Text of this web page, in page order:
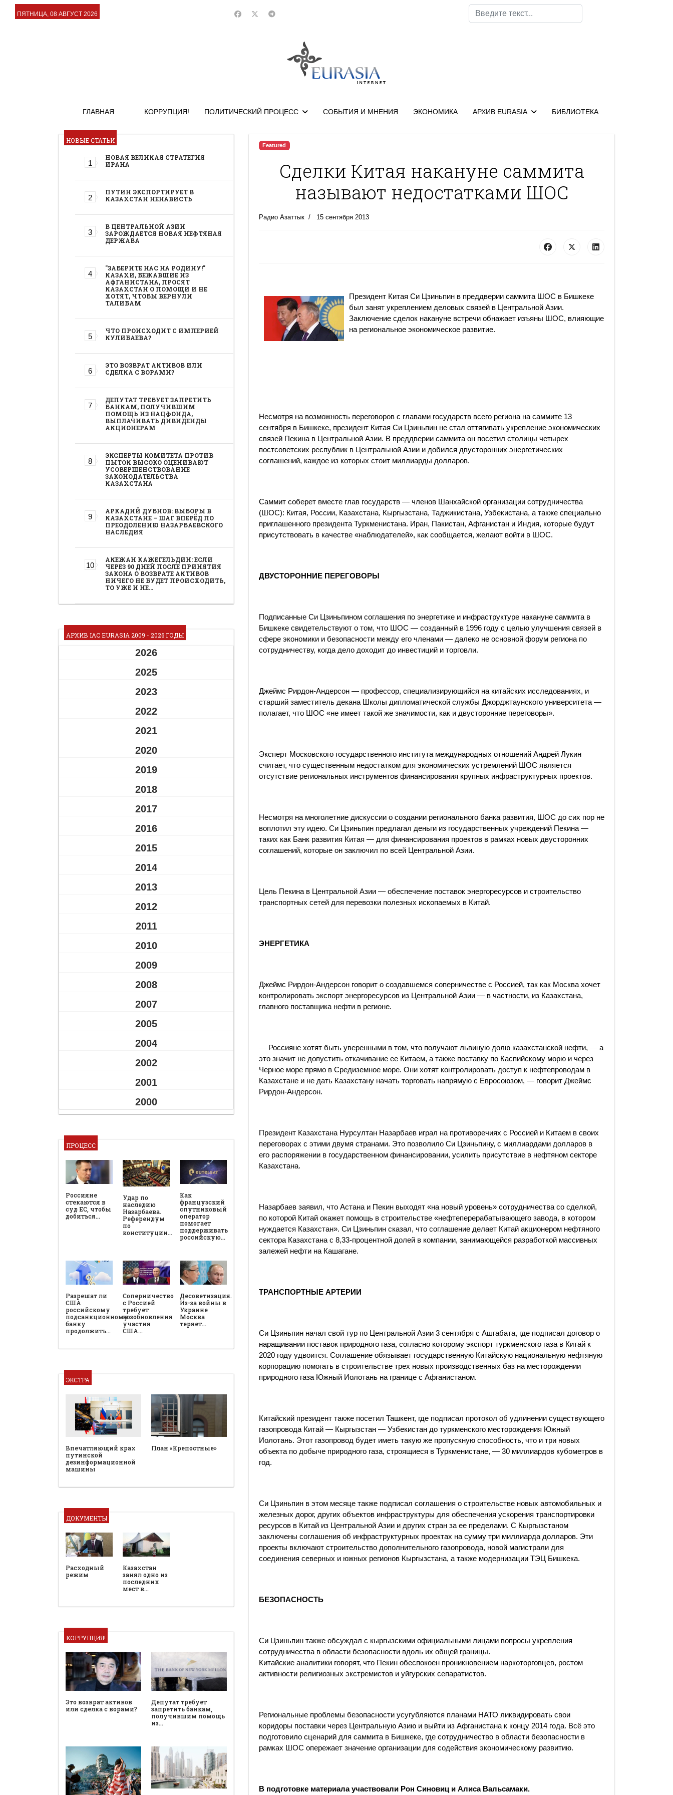
ПЯТНИЦА, 08 АВГУСТ 2026
Поиск
ГЛАВНАЯ КОРРУПЦИЯ! ПОЛИТИЧЕСКИЙ ПРОЦЕСС СОБЫТИЯ И МНЕНИЯ ЭКОНОМИКА АРХИВ EURASIA БИБЛИОТЕКА
НОВЫЕ СТАТЬИ
НОВАЯ ВЕЛИКАЯ СТРАТЕГИЯ
ИРАНА
ПУТИН ЭКСПОРТИРУЕТ В
КАЗАХСТАН НЕНАВИСТЬ
В ЦЕНТРАЛЬНОЙ АЗИИ
ЗАРОЖДАЕТСЯ НОВАЯ НЕФТЯНАЯ
ДЕРЖАВА
"ЗАБЕРИТЕ НАС НА РОДИНУ!"
КАЗАХИ, БЕЖАВШИЕ ИЗ
АФГАНИСТАНА, ПРОСЯТ
КАЗАХСТАН О ПОМОЩИ И НЕ
ХОТЯТ, ЧТОБЫ ВЕРНУЛИ
ТАЛИБАМ
ЧТО ПРОИСХОДИТ С ИМПЕРИЕЙ
КУЛИБАЕВА?
ЭТО ВОЗВРАТ АКТИВОВ ИЛИ
СДЕЛКА С ВОРАМИ?
ДЕПУТАТ ТРЕБУЕТ ЗАПРЕТИТЬ
БАНКАМ, ПОЛУЧИВШИМ
ПОМОЩЬ ИЗ НАЦФОНДА,
ВЫПЛАЧИВАТЬ ДИВИДЕНДЫ
АКЦИОНЕРАМ
ЭКСПЕРТЫ КОМИТЕТА ПРОТИВ
ПЫТОК ВЫСОКО ОЦЕНИВАЮТ
УСОВЕРШЕНСТВОВАНИЕ
ЗАКОНОДАТЕЛЬСТВА
КАЗАХСТАНА
АРКАДИЙ ДУБНОВ: ВЫБОРЫ В
КАЗАХСТАНЕ – ШАГ ВПЕРЁД ПО
ПРЕОДОЛЕНИЮ НАЗАРБАЕВСКОГО
НАСЛЕДИЯ
АКЕЖАН КАЖЕГЕЛЬДИН: ЕСЛИ
ЧЕРЕЗ 90 ДНЕЙ ПОСЛЕ ПРИНЯТИЯ
ЗАКОНА О ВОЗВРАТЕ АКТИВОВ
НИЧЕГО НЕ БУДЕТ ПРОИСХОДИТЬ,
ТО УЖЕ И НЕ…
АРХИВ IAC EURASIA 2009 - 2026 ГОДЫ
2026
2025
2023
2022
2021
2020
2019
2018
2017
2016
2015
2014
2013
2012
2011
2010
2009
2008
2007
2005
2004
2002
2001
2000
ПРОЦЕСС
Россияне
стекаются в
суд ЕС, чтобы
добиться…
Удар по
наследию
Назарбаева.
Референдум
по
конституции…
Как
французский
спутниковый
оператор
помогает
поддерживать
российскую…
Разрешат ли
США
российскому
подсанкционному
банку
продолжить…
Соперничество
с Россией
требует
возобновления
участия
США…
Десоветизация.
Из-за войны в
Украине
Москва
теряет…
ЭКСТРА
Впечатляющий крах
путинской
дезинформационной
машины
План «Крепостные»
ДОКУМЕНТЫ
Расходный
режим
Казахстан
занял одно из
последних
мест в…
КОРРУПЦИЯ!
Это возврат активов
или сделка с ворами?
Депутат требует
запретить банкам,
получившим помощь
из…
Featured
Сделки Китая накануне саммита
называют недостатками ШОС
Радио Азаттык 15 сентября 2013
Президент Китая Си Цзиньпин в преддверии саммита ШОС в Бишкеке
был занят укреплением деловых связей в Центральной Азии.
Заключение сделок накануне встречи обнажает изъяны ШОС, влияющие
на региональное экономическое развитие.
Несмотря на возможность переговоров с главами государств всего региона на саммите 13
сентября в Бишкеке, президент Китая Си Цзиньпин не стал оттягивать укрепление экономических
связей Пекина в Центральной Азии. В преддверии саммита он посетил столицы четырех
постсоветских республик в Центральной Азии и добился двусторонних энергетических
соглашений, каждое из которых стоит миллиарды долларов.
Саммит соберет вместе глав государств — членов Шанхайской организации сотрудничества
(ШОС): Китая, России, Казахстана, Кыргызстана, Таджикистана, Узбекистана, а также специально
приглашенного президента Туркменистана. Иран, Пакистан, Афганистан и Индия, которые будут
присутствовать в качестве «наблюдателей», как сообщается, желают войти в ШОС.
ДВУСТОРОННИЕ ПЕРЕГОВОРЫ
Подписанные Си Цзиньпином соглашения по энергетике и инфраструктуре накануне саммита в
Бишкеке свидетельствуют о том, что ШОС — созданный в 1996 году с целью улучшения связей в
сфере экономики и безопасности между его членами — далеко не основной форум региона по
сотрудничеству, когда дело доходит до инвестиций и торговли.
Джеймс Рирдон-Андерсон — профессор, специализирующийся на китайских исследованиях, и
старший заместитель декана Школы дипломатической службы Джорджтаунского университета —
полагает, что ШОС «не имеет такой же значимости, как и двусторонние переговоры».
Эксперт Московского государственного института международных отношений Андрей Лукин
считает, что существенным недостатком для экономических устремлений ШОС является
отсутствие региональных инструментов финансирования крупных инфраструктурных проектов.
Несмотря на многолетние дискуссии о создании регионального банка развития, ШОС до сих пор не
воплотил эту идею. Си Цзиньпин предлагал деньги из государственных учреждений Пекина —
таких как Банк развития Китая — для финансирования проектов в рамках новых двусторонних
соглашений, которые он заключил по всей Центральной Азии.
Цель Пекина в Центральной Азии — обеспечение поставок энергоресурсов и строительство
транспортных сетей для перевозки полезных ископаемых в Китай.
ЭНЕРГЕТИКА
Джеймс Рирдон-Андерсон говорит о создавшемся соперничестве с Россией, так как Москва хочет
контролировать экспорт энергоресурсов из Центральной Азии — в частности, из Казахстана,
главного поставщика нефти в регионе.
— Россияне хотят быть уверенными в том, что получают львиную долю казахстанской нефти, — а
это значит не допустить откачивание ее Китаем, а также поставку по Каспийскому морю и через
Черное море прямо в Средиземное море. Они хотят контролировать доступ к нефтепроводам в
Казахстане и не дать Казахстану начать торговать напрямую с Евросоюзом, — говорит Джеймс
Рирдон-Андерсон.
Президент Казахстана Нурсултан Назарбаев играл на противоречиях с Россией и Китаем в своих
переговорах с этими двумя странами. Это позволило Си Цзиньпину, с миллиардами долларов в
его распоряжении в государственном финансировании, усилить присутствие в нефтяном секторе
Казахстана.
Назарбаев заявил, что Астана и Пекин выходят «на новый уровень» сотрудничества со сделкой,
по которой Китай окажет помощь в строительстве «нефтеперерабатывающего завода, в котором
нуждается Казахстан». Си Цзиньпин сказал, что соглашение делает Китай акционером нефтяного
сектора Казахстана с 8,33-процентной долей в компании, занимающейся разработкой массивных
залежей нефти на Кашагане.
ТРАНСПОРТНЫЕ АРТЕРИИ
Си Цзиньпин начал свой тур по Центральной Азии 3 сентября с Ашгабата, где подписал договор о
наращивании поставок природного газа, согласно которому экспорт туркменского газа в Китай к
2020 году удвоится. Соглашение обязывает государственную Китайскую национальную нефтяную
корпорацию помогать в строительстве трех новых производственных баз на месторождении
природного газа Южный Иолотань на границе с Афганистаном.
Китайский президент также посетил Ташкент, где подписал протокол об удлинении существующего
газопровода Китай — Кыргызстан — Узбекистан до туркменского месторождения Южный
Иолотань. Этот газопровод будет иметь такую же пропускную способность, что и три новых
объекта по добыче природного газа, строящиеся в Туркменистане, — 30 миллиардов кубометров в
год.
Си Цзиньпин в этом месяце также подписал соглашения о строительстве новых автомобильных и
железных дорог, других объектов инфраструктуры для обеспечения ускорения транспортировки
ресурсов в Китай из Центральной Азии и других стран за ее пределами. С Кыргызстаном
заключены соглашения об инфраструктурных проектах на сумму три миллиарда долларов. Эти
проекты включают строительство дополнительного газопровода, новой магистрали для
соединения северных и южных регионов Кыргызстана, а также модернизации ТЭЦ Бишкека.
БЕЗОПАСНОСТЬ
Си Цзиньпин также обсуждал с кыргызскими официальными лицами вопросы укрепления
сотрудничества в области безопасности вдоль их общей границы.
Китайские аналитики говорят, что Пекин обеспокоен проникновением наркоторговцев, ростом
активности религиозных экстремистов и уйгурских сепаратистов.
Региональные проблемы безопасности усугубляются планами НАТО ликвидировать свои
коридоры поставки через Центральную Азию и выйти из Афганистана к концу 2014 года. Всё это
подготовило сценарий для саммита в Бишкеке, где сотрудничество в области безопасности в
рамках ШОС опережает значение организации для содействия экономическому развитию.
В подготовке материала участвовали Рон Синовиц и Алиса Вальсамаки.